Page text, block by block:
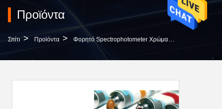
Προϊόντα
Σπίτι > Προϊόντα > Φορητό Spectrophotometer Χρώματος